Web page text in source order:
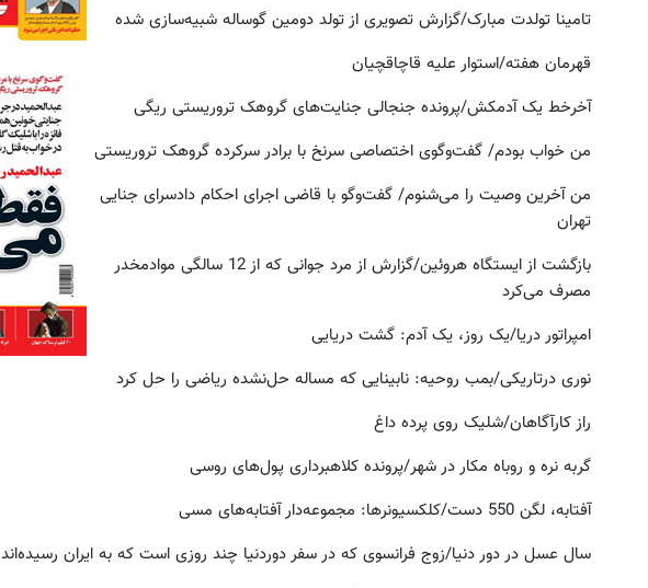
تامینا تولدت مبارک/گزارش تصویری از تولد دومین گوساله شبیه‌سازی شده
قهرمان هفته/استوار علیه قاچاقچیان
آخرخط یک آدمکش/پرونده جنجالی جنایت‌های گروهک تروریستی ریگی
من خواب بودم/ گفت‌وگوی اختصاصی سرنخ با برادر سرکرده گروهک تروریستی
من آخرین وصیت را می‌شنوم/ گفت‌وگو با قاضی اجرای احکام دادسرای جنایی
تهران
بازگشت از ایستگاه هروئین/گزارش از مرد جوانی که از 12 سالگی موادمخدر
مصرف می‌کرد
امپراتور دریا/یک روز، یک آدم: گشت دریایی
نوری درتاریکی/بمب روحیه: نابینایی که مساله حل‌نشده ریاضی را حل کرد
راز کارآگاهان/شلیک روی پرده داغ
گربه نره و روباه مکار در شهر/پرونده کلاهبرداری پول‌های روسی
آفتابه، لگن 550 دست/کلکسیونرها: مجموعه‌دار آفتابه‌های مسی
سال عسل در دور دنیا/زوج فرانسوی که در سفر دور‌دنیا چند روزی است که به ایران رسیده‌اند